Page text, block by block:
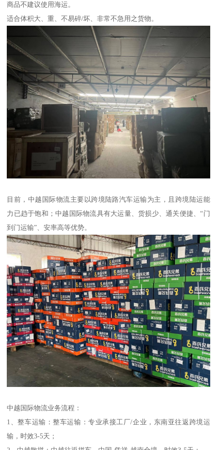
商品不建议使用海运。
适合体积大、重、不易碎/坏、非常不急用之货物。
目前，中越国际物流主要以跨境陆路汽车运输为主，且跨境陆运能
力已趋于饱和；中越国际物流具有大运量、货损少、通关便捷、“门
到门运输”、安率高等优势。
中越国际物流业务流程：
1、整车运输：整车运输：专业承接工厂/企业，东南亚往返跨境运
输，时效3-5天；